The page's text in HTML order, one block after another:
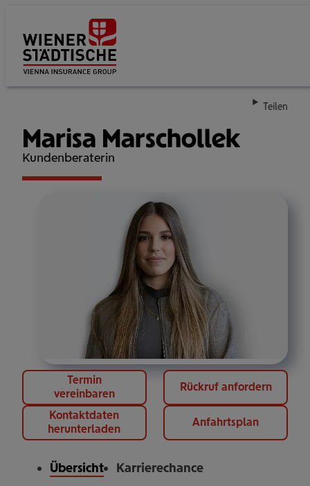
Teilen
Marisa Marschollek
Kundenberaterin
Termin
vereinbaren
Rückruf anfordern
Kontaktdaten
herunterladen
Anfahrtsplan
Übersicht Karrierechance